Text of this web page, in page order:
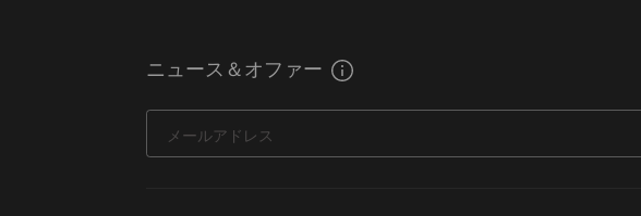
ニュース＆オファー
メールアドレス